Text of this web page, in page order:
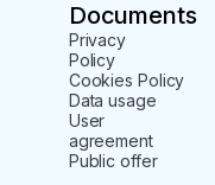
Documents
Privacy
Policy
Cookies Policy
Data usage
User
agreement
Public offer